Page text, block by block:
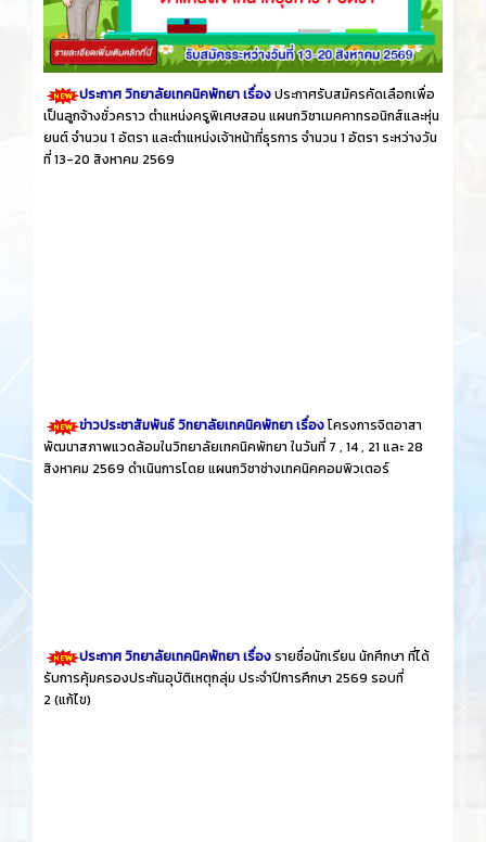
ประกาศ วิทยาลัยเทคนิคพัทยา เรื่องประกาศรับสมัครคัดเลือกเพื่อ
เป็นลูกจ้างชั่วคราว ตำแหน่งครูพิเศษสอน แผนกวิชาเมคคาทรอนิกส์และหุ่น
ยนต์ จำนวน 1 อัตรา และตำแหน่งเจ้าหน้าที่ธุรการ จำนวน 1 อัตรา ระหว่างวัน
ที่ 13-20 สิงหาคม 2569
ข่าวประชาสัมพันธ์ วิทยาลัยเทคนิคพัทยา เรื่องโครงการจิตอาสา
พัฒนาสภาพแวดล้อมในวิทยาลัยเทคนิคพัทยา ในวันที่ 7 , 14 , 21 และ 28
สิงหาคม 2569 ดำเนินการโดย แผนกวิชาช่างเทคนิคคอมพิวเตอร์
ประกาศ วิทยาลัยเทคนิคพัทยา เรื่องรายชื่อนักเรียน นักศึกษา ที่ได้
รับการคุ้มครองประกันอุบัติเหตุกลุ่ม ประจำปีการศึกษา 2569 รอบที่
2 (แก้ไข)